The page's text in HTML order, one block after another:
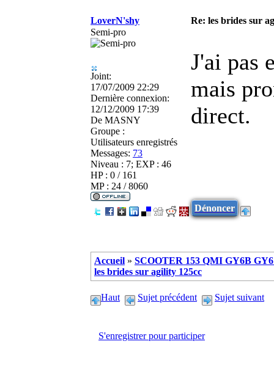
LoverN'shy
Re: les brides sur
Semi-pro
Joint:
17/07/2009 22:29
Dernière connexion:
12/12/2009 17:39
De MASNY
Groupe :
Utilisateurs enregistrés
Messages: 73
Niveau : 7; EXP : 46
HP : 0 / 161
MP : 24 / 8060
J'ai pas
mais
direct.
Dénoncer
Accueil » SCOOTER 153 QMI GY6B
les brides sur agility 125cc
Haut Sujet précédent Sujet suivant
S'enregistrer pour participer